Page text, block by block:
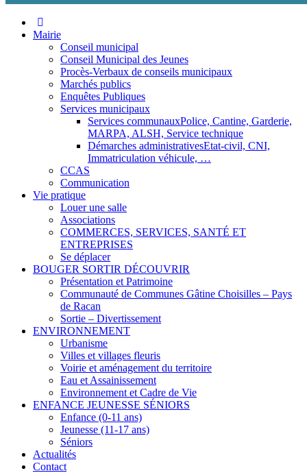
contenuMairie
Conseil municipal
Conseil Municipal des Jeunes
Procès-Verbaux de conseils municipaux
Marchés publics
Enquêtes Publiques
Services municipaux
Services communauxPolice, Cantine, Garderie,
MARPA, ALSH, Service technique
Démarches administrativesEtat-civil, CNI,
Immatriculation véhicule, …
CCAS
Communication
Vie pratique
Louer une salle
Associations
COMMERCES, SERVICES, SANTÉ ET
ENTREPRISES
Se déplacer
BOUGER SORTIR DÉCOUVRIR
Présentation et Patrimoine
Communauté de Communes Gâtine Choisilles – Pays
de Racan
Sortie – Divertissement
ENVIRONNEMENT
Urbanisme
Villes et villages fleuris
Voirie et aménagement du territoire
Eau et Assainissement
Environnement et Cadre de Vie
ENFANCE JEUNESSE SÉNIORS
Enfance (0-11 ans)
Jeunesse (11-17 ans)
Séniors
Actualités
Contact